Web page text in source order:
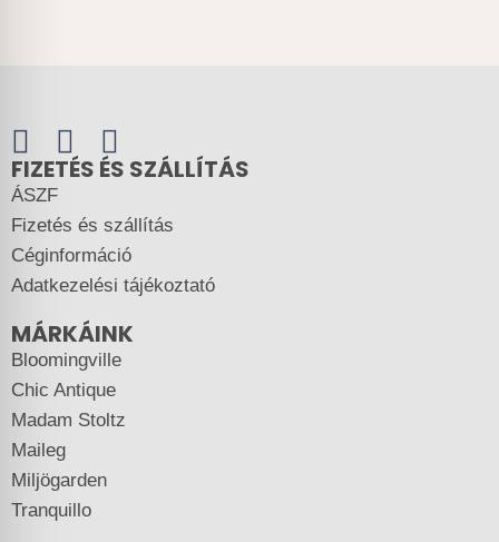
FIZETÉS ÉS SZÁLLÍTÁS
ÁSZF
Fizetés és szállítás
Céginformáció
Adatkezelési tájékoztató
MÁRKÁINK
Bloomingville
Chic Antique
Madam Stoltz
Maileg
Miljögarden
Tranquillo